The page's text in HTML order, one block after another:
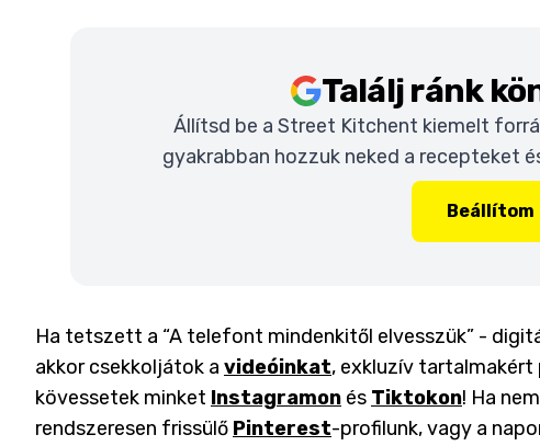
Találj ránk
Állítsd be a Street Kitchent kiemelt
gyakrabban hozzuk neked a recepteket
Beállítom
Ha tetszett a “A telefont mindenkitől elvesszük” -
akkor csekkoljátok a videóinkat, exkluzív
kövessetek minket Instagramon és Tiktokon! Ha
rendszeresen frissülő Pinterest-profilunk, vagy a